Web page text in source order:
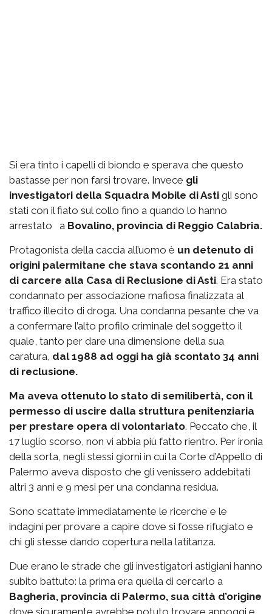
Si era tinto i capelli di biondo e sperava che questo
bastasse per non farsi trovare. Invece gli
investigatori della Squadra Mobile di Asti gli sono
stati con il fiato sul collo fino a quando lo hanno
arrestato a Bovalino, provincia di Reggio Calabria.
Protagonista della caccia all’uomo è un detenuto di
origini palermitane che stava scontando 21 anni
di carcere alla Casa di Reclusione di Asti. Era stato
condannato per associazione mafiosa finalizzata al
traffico illecito di droga. Una condanna pesante che va
a confermare l’alto profilo criminale del soggetto il
quale, tanto per dare una dimensione della sua
caratura, dal 1988 ad oggi ha già scontato 34 anni
di reclusione.
Ma aveva ottenuto lo stato di semilibertà, con il
permesso di uscire dalla struttura penitenziaria
per prestare opera di volontariato. Peccato che, il
17 luglio scorso, non vi abbia più fatto rientro. Per ironia
della sorta, negli stessi giorni in cui la Corte d’Appello di
Palermo aveva disposto che gli venissero addebitati
altri 3 anni e 9 mesi per una condanna residua.
Sono scattate immediatamente le ricerche e le
indagini per provare a capire dove si fosse rifugiato e
chi gli stesse dando copertura nella latitanza.
Due erano le strade che gli investigatori astigiani hanno
subito battuto: la prima era quella di cercarlo a
Bagheria, provincia di Palermo, sua città d’origine
dove sicuramente avrebbe potuto trovare appoggi e